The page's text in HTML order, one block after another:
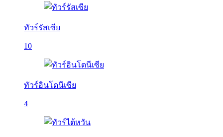
ทัวร์รัสเซีย
10
ทัวร์อินโดนีเซีย
4